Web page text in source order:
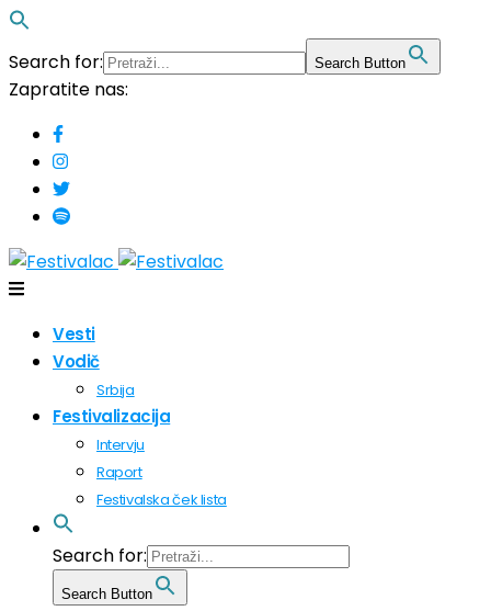
Search for: Search Button
Zapratite nas:
Vesti
Vodič
Srbija
Festivalizacija
Intervju
Raport
Festivalska ček lista
Search for:
Search Button